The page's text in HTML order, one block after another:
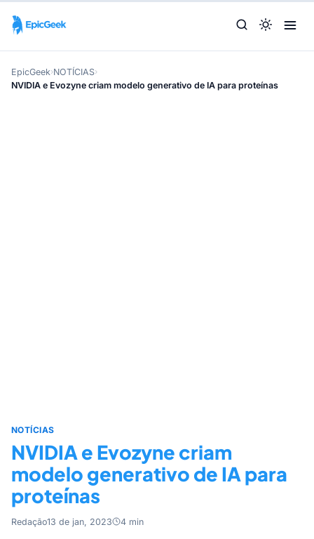
EpicGeek›NOTÍCIAS›
NVIDIA e Evozyne criam modelo generativo de IA para proteínas
NOTÍCIAS
NVIDIA e Evozyne criam
modelo generativo de IA para
proteínas
Redação13 de jan, 2023 4 min